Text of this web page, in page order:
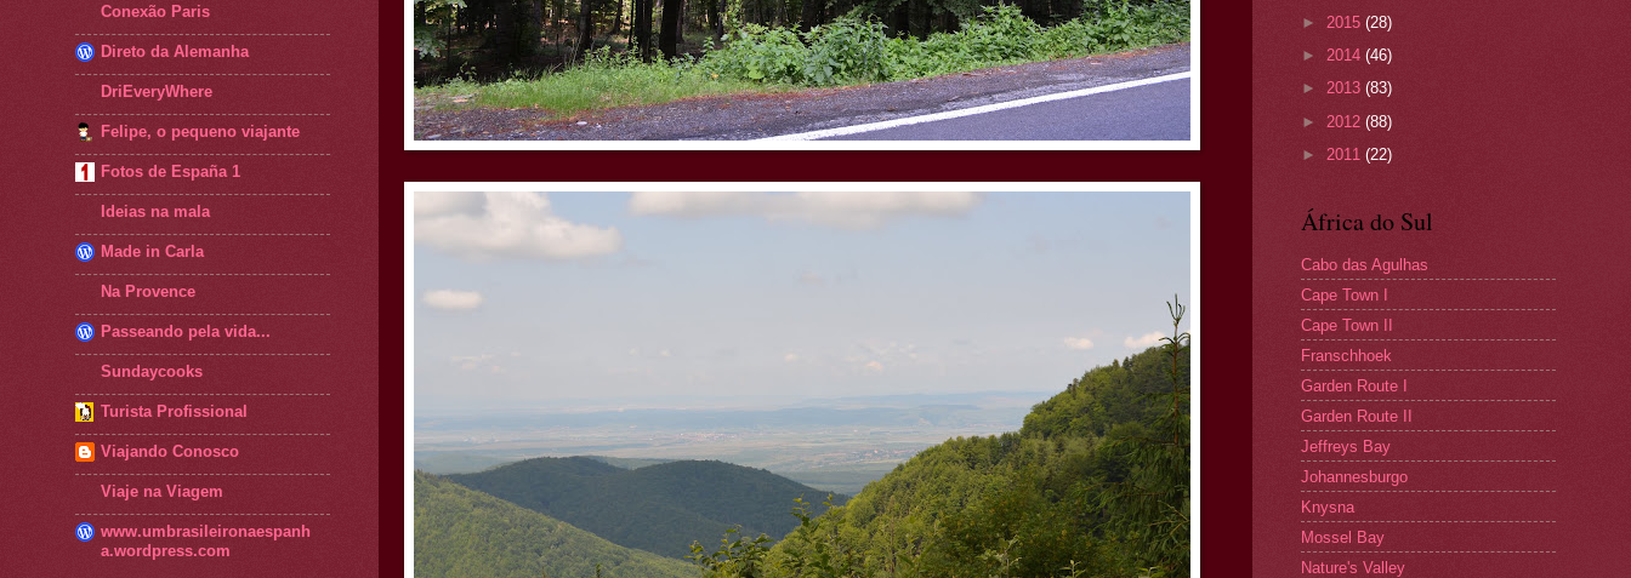
Conexão Paris
Direto da Alemanha
DriEveryWhere
Felipe, o pequeno viajante
Fotos de España 1
Ideias na mala
Made in Carla
Na Provence
Passeando pela vida...
Sundaycooks
Turista Profissional
Viajando Conosco
Viaje na Viagem
www.umbrasileironaespanh
a.wordpress.com
► 2015 (28)
► 2014 (46)
► 2013 (83)
► 2012 (88)
► 2011 (22)
África do Sul
Cabo das Agulhas
Cape Town I
Cape Town II
Franschhoek
Garden Route I
Garden Route II
Jeffreys Bay
Johannesburgo
Knysna
Mossel Bay
Nature's Valley